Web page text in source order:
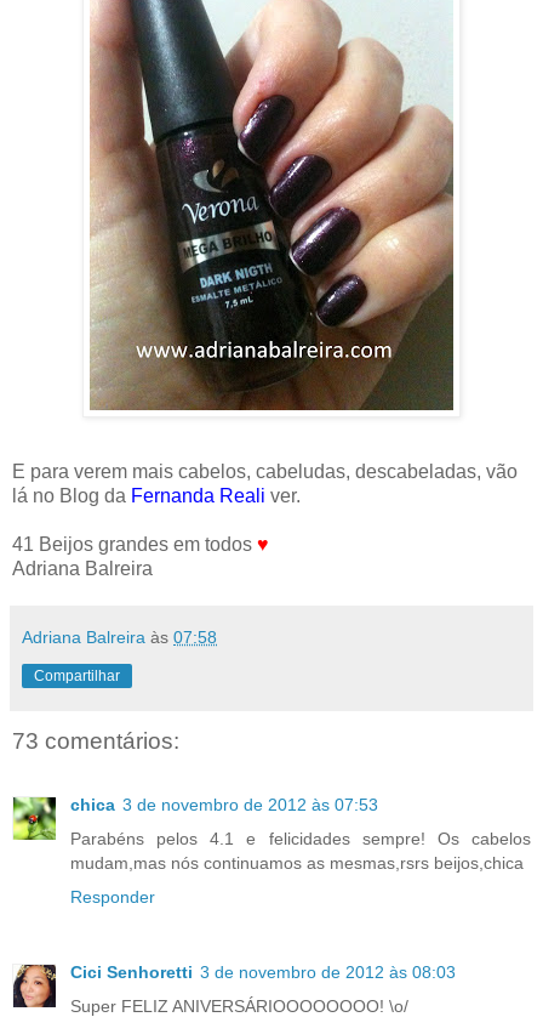
E para verem mais cabelos, cabeludas, descabeladas, vão
lá no Blog da Fernanda Reali ver.
41 Beijos grandes em todos ♥
Adriana Balreira
Adriana Balreira às 07:58
Compartilhar
73 comentários:
chica 3 de novembro de 2012 às 07:53
Parabéns pelos 4.1 e felicidades sempre! Os cabelos
mudam,mas nós continuamos as mesmas,rsrs beijos,chica
Responder
Cici Senhoretti 3 de novembro de 2012 às 08:03
Super FELIZ ANIVERSÁRIOOOOOOOO! \o/